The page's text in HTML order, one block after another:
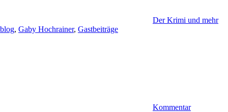
Der Krimi und mehr
blog, Gaby Hochrainer, Gastbeiträge
Kommentar